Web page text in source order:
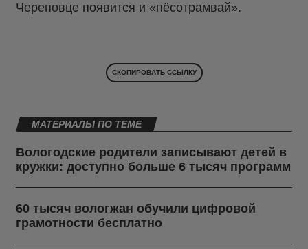
Череповце появится и «пёсотрамвай».
СКОПИРОВАТЬ ССЫЛКУ
МАТЕРИАЛЫ ПО ТЕМЕ
Вологодские родители записывают детей в
кружки: доступно больше 6 тысяч программ
60 тысяч вологжан обучили цифровой
грамотности бесплатно